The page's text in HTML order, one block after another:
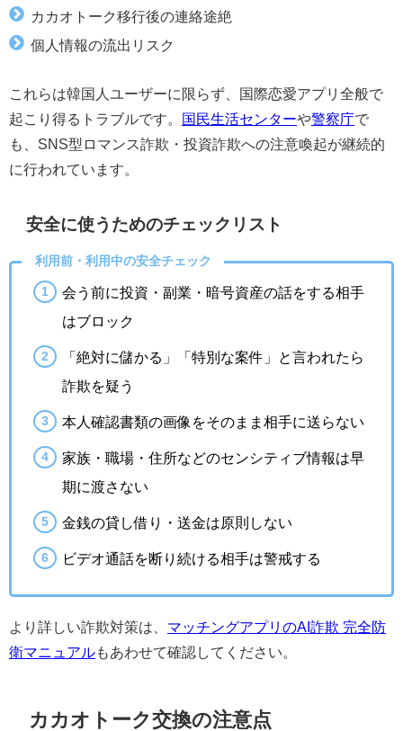
カカオトーク移行後の連絡途絶
個人情報の流出リスク
これらは韓国人ユーザーに限らず、国際恋愛アプリ全般で
起こり得るトラブルです。
国民生活センターや警察庁で
も、SNS型ロマンス詐欺・投資詐欺への注意喚起が継続的
に行われています。
安全に使うためのチェックリスト
利用前・利用中の安全チェック
会う前に投資・副業・暗号資産の話をする相手
はブロック
「絶対に儲かる」「特別な案件」と言われたら
詐欺を疑う
本人確認書類の画像をそのまま相手に送らない
家族・職場・住所などのセンシティブ情報は早
期に渡さない
金銭の貸し借り・送金は原則しない
ビデオ通話を断り続ける相手は警戒する
より詳しい詐欺対策は、 マッチングアプリのAI詐欺 完全防
衛マニュアルもあわせて確認してください。
カカオトーク交換の注意点